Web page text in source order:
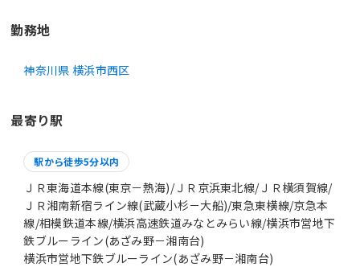
勤務地
神奈川県 横浜市西区
最寄り駅
駅から徒歩5分以内
ＪＲ東海道本線(東京－熱海)/ＪＲ京浜東北線/ＪＲ横須賀線/
ＪＲ湘南新宿ライン線(武蔵小杉－大船)/東急東横線/京急本
線/相模鉄道本線/横浜高速鉄道みなとみらい線/横浜市営地下
鉄ブルーライン(あざみ野－湘南台)
横浜市営地下鉄ブルーライン(あざみ野－湘南台)